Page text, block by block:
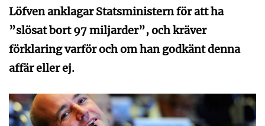
Löfven anklagar Statsministern för att ha
”slösat bort 97 miljarder”, och kräver
förklaring varför och om han godkänt denna
affär eller ej.